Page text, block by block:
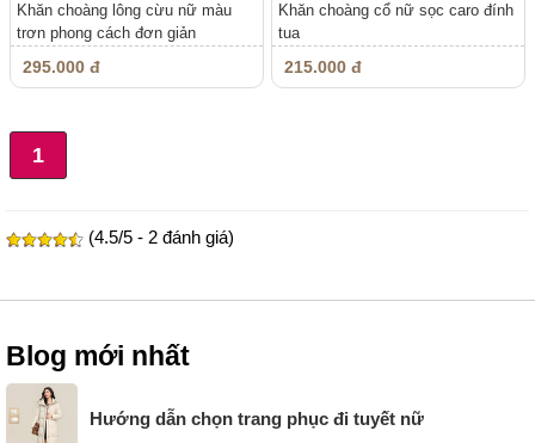
Khăn choàng lông cừu nữ màu
trơn phong cách đơn giản
295.000 đ
Khăn choàng cổ nữ sọc caro đính
tua
215.000 đ
1
(4.5/5 - 2 đánh giá)
Blog mới nhất
Hướng dẫn chọn trang phục đi tuyết nữ